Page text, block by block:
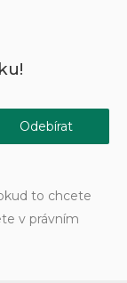
to chcete
v právním